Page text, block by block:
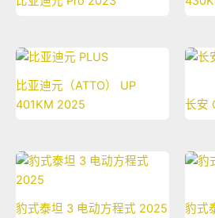
比亚迪元（ATTO） UP
401KM 2025
长安
豹式泰坦 3 电动方程式 2025 豹式